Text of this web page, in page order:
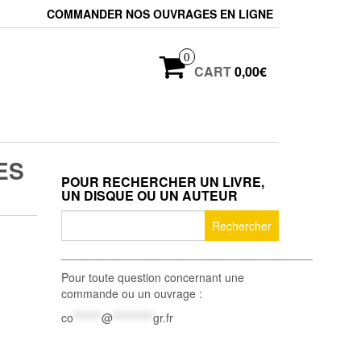
COMMANDER NOS OUVRAGES EN LIGNE
0
CART0,00€
POUR RECHERCHER UN LIVRE,
UN DISQUE OU UN AUTEUR
Pour toute question concernant une
commande ou un ouvrage :
co
@ gr.fr